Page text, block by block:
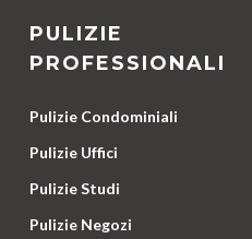
PULIZIE
PROFESSIONALI
Pulizie Condominiali
Pulizie Uffici
Pulizie Studi
Pulizie Negozi